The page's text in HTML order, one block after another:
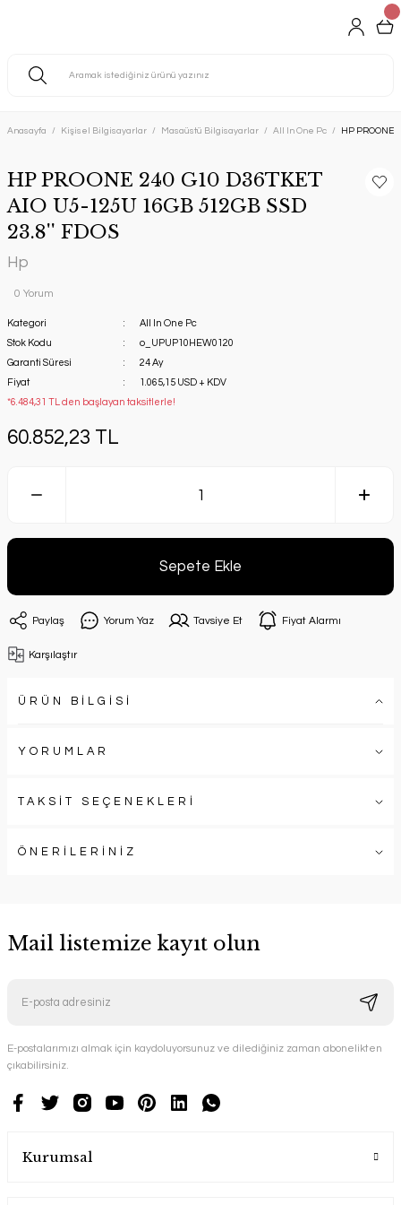
Anasayfa Kişisel Bilgisayarlar Masaüstü Bilgisayarlar All In One Pc HP PROONE
HP PROONE 240 G10 D36TKET
AIO U5-125U 16GB 512GB SSD
23.8'' FDOS
Hp
0 Yorum
Kategori
All In One Pc
Stok Kodu
o_UPUP10HEW0120
Garanti Süresi
24 Ay
Fiyat
1.065,15 USD + KDV
*6.484,31 TL den başlayan taksitlerle!
60.852,23 TL
Sepete Ekle
Paylaş Yorum Yaz Tavsiye Et Fiyat Alarmı
Karşılaştır
ÜRÜN BİLGİSİ
YORUMLAR
TAKSİT SEÇENEKLERİ
ÖNERİLERİNİZ
Mail listemize kayıt olun
E-postalarımızı almak için kaydoluyorsunuz ve dilediğiniz zaman abonelikten
çıkabilirsiniz.
Kurumsal